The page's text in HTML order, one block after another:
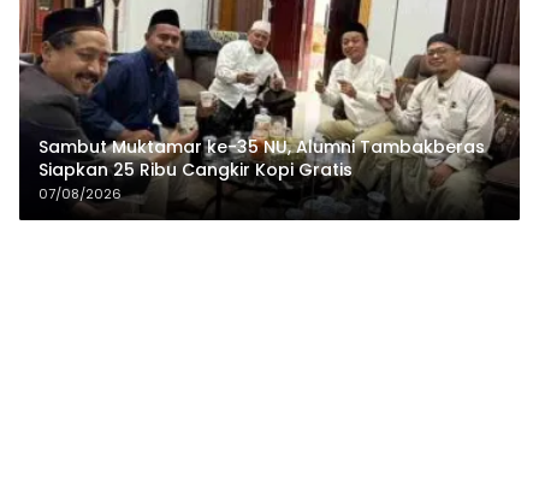
Sambut Muktamar ke-35 NU, Alumni Tambakberas
Siapkan 25 Ribu Cangkir Kopi Gratis
07/08/2026